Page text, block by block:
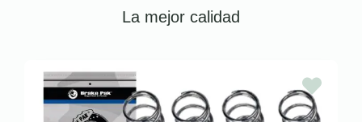
La mejor calidad